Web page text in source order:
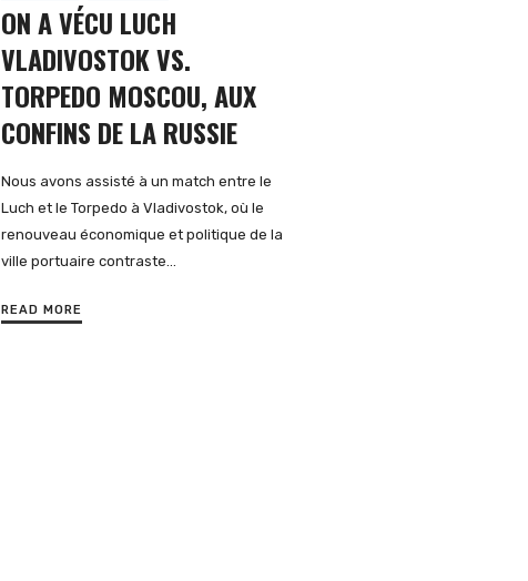
ON A VÉCU LUCH
VLADIVOSTOK VS.
TORPEDO MOSCOU, AUX
CONFINS DE LA RUSSIE
Nous avons assisté à un match entre le
Luch et le Torpedo à Vladivostok, où le
renouveau économique et politique de la
ville portuaire contraste…
READ MORE